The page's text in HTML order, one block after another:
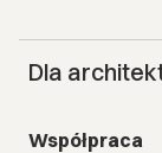
Dla
Współpraca